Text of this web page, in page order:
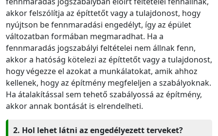
akkor felszólítja az építtetőt vagy a tulajdonost, hogy
nyújtson be fennmaradási engedélyt, így az épület
változatban formában megmaradhat. Ha a
fennmaradás jogszabályi feltételei nem állnak fenn,
akkor a hatóság kötelezi az építtetőt vagy a tulajdonost,
hogy végezze el azokat a munkálatokat, amik ahhoz
kellenek, hogy az építmény megfeleljen a szabályoknak.
Ha átalakítással sem tehető szabályossá az építmény,
akkor annak bontását is elrendelheti.
2. Hol lehet látni az engedélyezett terveket?